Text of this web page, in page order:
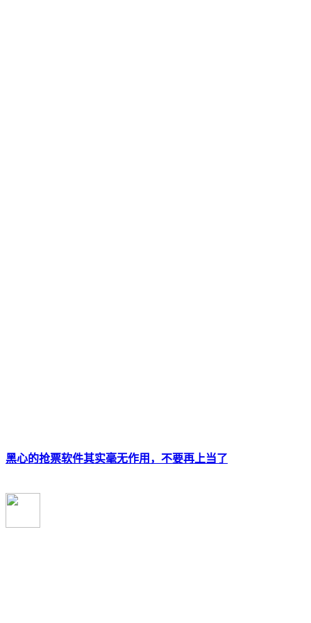
黑心的抢票软件其实毫无作用，不要再上当了